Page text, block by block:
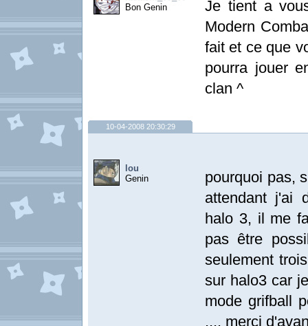
Bon Genin
Je tient a
Modern
fait et ce que
pourra jouer
clan ^
10-04-2008 20:30:29
lou
Genin
pourquoi pas,
attendant j'ai
halo 3, il me
pas être
seulement
sur halo3 car
mode grifball
.... merci